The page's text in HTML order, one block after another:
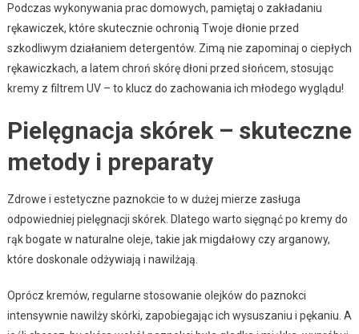
Podczas wykonywania prac domowych, pamiętaj o zakładaniu
rękawiczek, które skutecznie ochronią Twoje dłonie przed
szkodliwym działaniem detergentów. Zimą nie zapominaj o ciepłych
rękawiczkach, a latem chroń skórę dłoni przed słońcem, stosując
kremy z filtrem UV – to klucz do zachowania ich młodego wyglądu!
Pielęgnacja skórek – skuteczne
metody i preparaty
Zdrowe i estetyczne paznokcie to w dużej mierze zasługa
odpowiedniej pielęgnacji skórek. Dlatego warto sięgnąć po kremy do
rąk bogate w naturalne oleje, takie jak migdałowy czy arganowy,
które doskonale odżywiają i nawilżają.
Oprócz kremów, regularne stosowanie olejków do paznokci
intensywnie nawilży skórki, zapobiegając ich wysuszaniu i pękaniu. A